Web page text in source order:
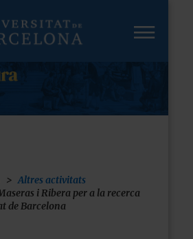
Altres activitats
i Ribera per a la recerca
de Barcelona